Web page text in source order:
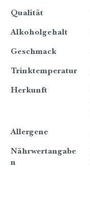
Qualität
Alkoholgehalt
Geschmack
Trinktemperatur
Herkunft
Allergene
Nährwertangabe
n